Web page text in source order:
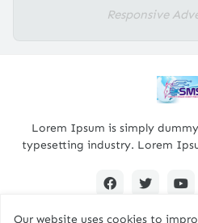
Responsive
Lorem Ipsum is simply
typesetting industry. Lorem
Our website uses cookies to